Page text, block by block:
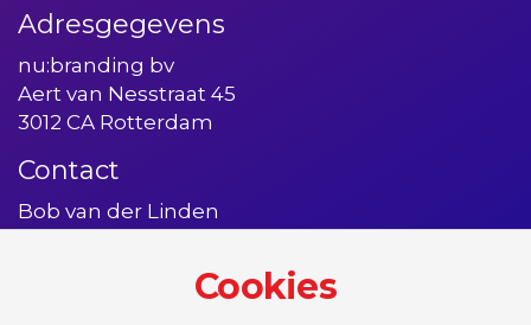
Adresgegevens
nu:branding bv
Aert van Nesstraat 45
3012 CA Rotterdam
Contact
Bob van der Linden
bob@nubranding.nlCookies